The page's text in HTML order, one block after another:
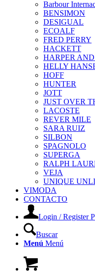
Barbour
BENSIMON
DESIGUAL
ECOALF
FRED PERRY
HACKETT
HARPER
HELLY
HOFF
HUNTER
JOTT
JUST OVER
LACOSTE
REVER MILE
SARA RUIZ
SILBON
SPAGNOLO
SUPERGA
RALPH
VEJA
UNIQUE
VIMODA
CONTACTO
Login / Register
Buscar
Menú Menú